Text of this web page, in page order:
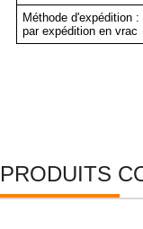
Méthode d'expédition
par expédition en vrac
PRODUITS